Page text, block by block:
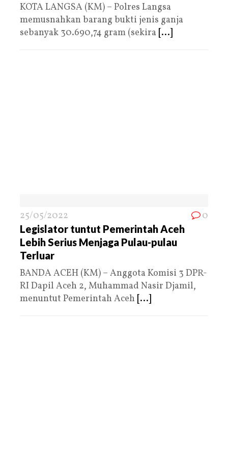
KOTA LANGSA (KM) – Polres Langsa
memusnahkan barang bukti jenis ganja
sebanyak 30.690,74 gram (sekira [...]
25/05/2022 0
Legislator tuntut Pemerintah Aceh
Lebih Serius Menjaga Pulau-pulau
Terluar
BANDA ACEH (KM) – Anggota Komisi 3 DPR-
RI Dapil Aceh 2, Muhammad Nasir Djamil,
menuntut Pemerintah Aceh [...]